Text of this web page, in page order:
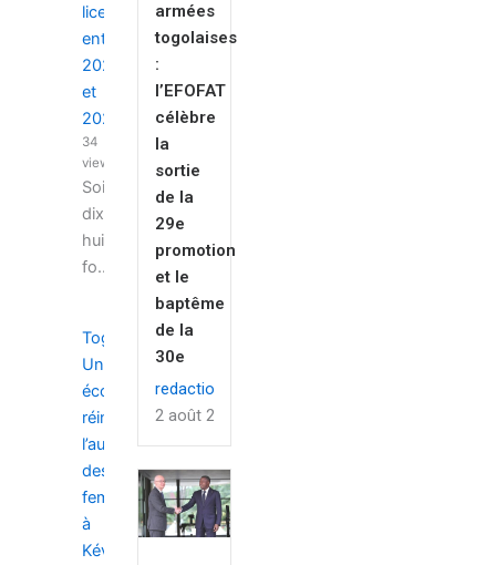
licenciés
entre
2025
et
2026
34
views
Soixante-
dix-
huit
fo...
Togo :
Une
économiste
réinvente
l’autonomisation
des
femmes
à
Kévé
armées
togolaises
:
l’EFOFAT
célèbre
la
sortie
de la
29e
promotion
et le
baptême
de la
30e
redaction
2 août 2026